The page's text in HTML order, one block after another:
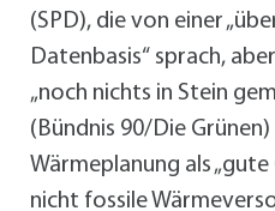
(SPD), die von einer
Datenbasis“ sprach,
„noch nichts in Stein
(Bündnis 90/Die
Wärmeplanung als
nicht fossile